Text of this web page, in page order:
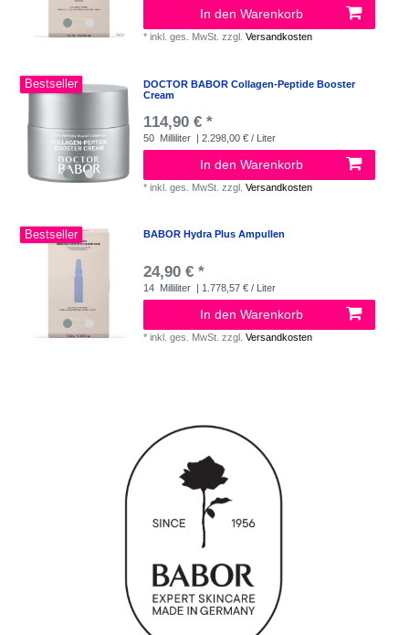
In den Warenkorb
*inkl. ges. MwSt. zzgl.Versandkosten
Bestseller
DOCTOR BABOR Collagen-Peptide Booster
Cream
114,90 € *
50 Milliliter | 2.298,00 € / Liter
In den Warenkorb
*inkl. ges. MwSt. zzgl.Versandkosten
Bestseller BABOR Hydra Plus Ampullen
24,90 € *
14 Milliliter | 1.778,57 € / Liter
In den Warenkorb
*inkl. ges. MwSt. zzgl.Versandkosten